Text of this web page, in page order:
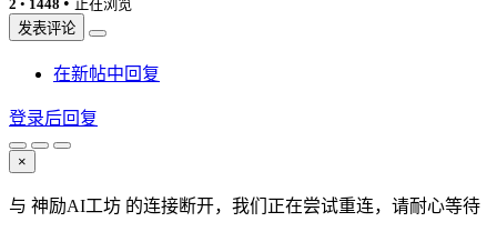
2 • 1448
正在浏览
发表评论
在新帖中回复
登录后回复
×
与 神励AI工坊 的连接断开，我们正在尝试重连，请耐心等待